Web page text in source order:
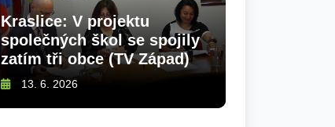
Kraslice: V projektu
společných škol se spojily
zatím tři obce (TV Západ)
13. 6. 2026